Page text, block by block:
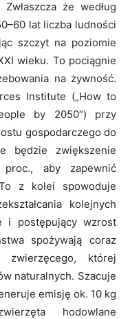
że według
lat liczba ludności
szczyt na poziomie
wieku. To pociągnie
na żywność.
Institute („How to
by 2050”) przy
gospodarczego do
będzie zwiększenie
aby zapewnić
z kolei spowoduje
kolejnych
i postępujący wzrost
spożywają coraz
zwierzęcego, której
naturalnych. Szacuje
emisję ok. 10 kg
hodowlane